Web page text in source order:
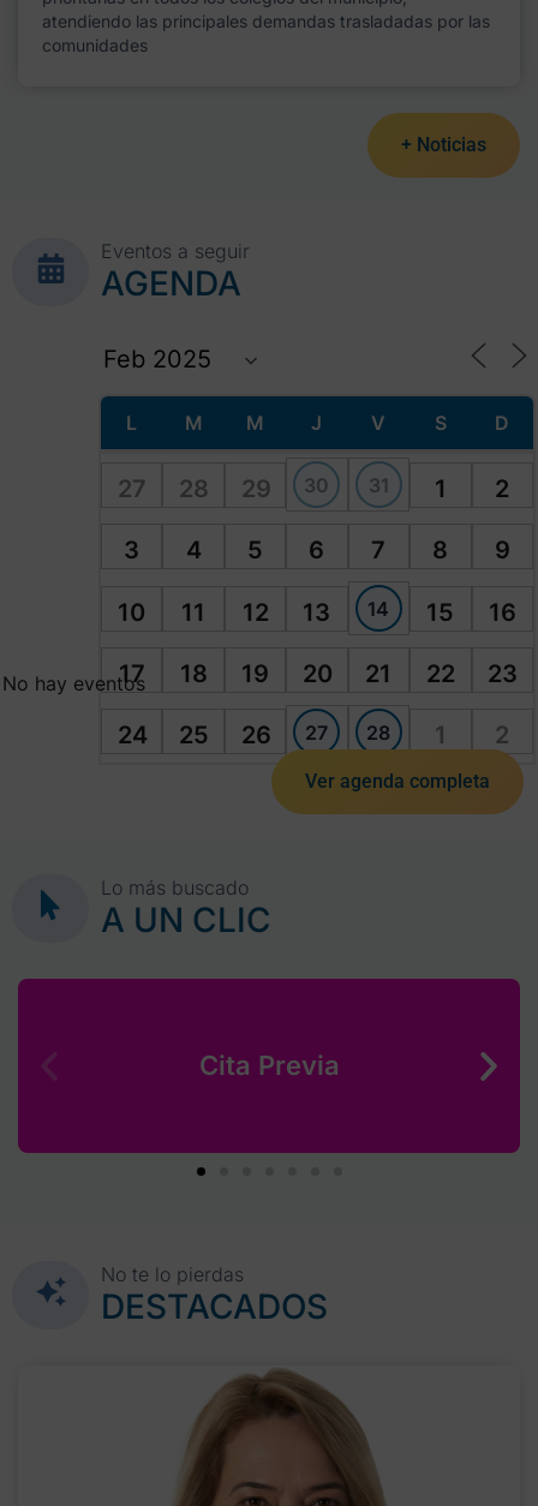
atendiendo las principales demandas trasladadas por las
comunidades
+ Noticias
Eventos a seguir
AGENDA
L M M J V S D
27 28 29 30 31 1 2
3 4 5 6 7 8 9
10 11 12 13 14 15 16
17 18 19 20 21 22 23
24 25 26 27 28 1 2
No hay eventos
Ver agenda completa
Lo más buscado
A UN CLIC
Cita Previa
No te lo pierdas
DESTACADOS